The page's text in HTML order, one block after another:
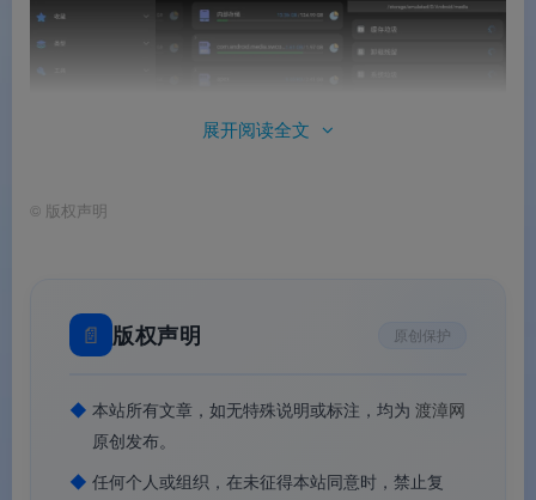
Play 官方版本。此版本不仅移除了所有广告
和多余权限，更优化了资源加载速度，解锁
了全部 Pro 专业功能。建议从可信技术社区
获取最新封装版，以确保文件安全性与功能
完整性。
展开阅读全文
© 版权声明
📄 版权声明 原创保护
◆ 本站所有文章，如无特殊说明或标注，均为 渡漳网
原创发布。
◆ 任何个人或组织，在未征得本站同意时，禁止复